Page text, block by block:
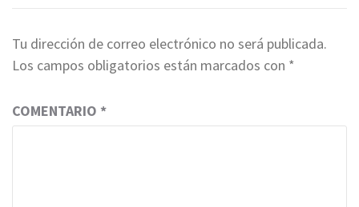
Tu dirección de correo electrónico no será publicada.
Los campos obligatorios están marcados con *
COMENTARIO *